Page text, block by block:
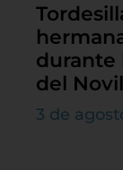
durante
del
3 de